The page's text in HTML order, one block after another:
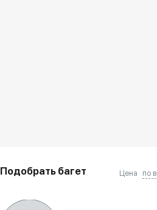
Подобрать багет Цена по